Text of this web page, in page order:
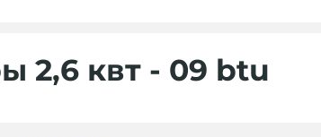
Канальные кондиционерыПолезное видео
2,6 квт - 09 btu